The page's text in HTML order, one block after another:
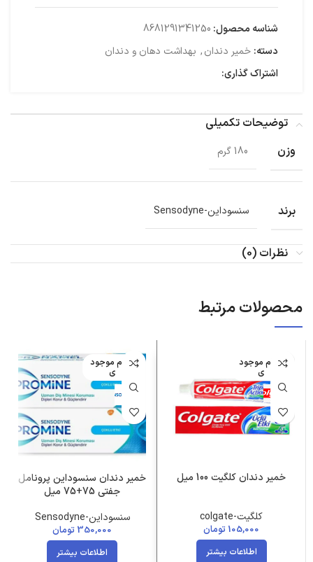
شناسه محصول: 8681291341250
دسته: خمیر دندان, بهداشت دهان و دندان
اشتراک گذاری:
توضیحات تکمیلی
وزن
180 گرم
برند سنسوداین-Sensodyne
نظرات (0)
محصولات مرتبط
اتمام موجود
ی
خمیر دندان کلگیت 100 میل
کلگیت-colgate
105,000 تومان
اطلاعات بیشتر
اتمام موجود
ی
خمیر دندان سنسوداین پرونامل
جفتی 75+75 میل
سنسوداین-Sensodyne
350,000 تومان
اطلاعات بیشتر